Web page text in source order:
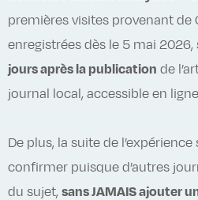
premières visites provenant de
enregistrées dès le 5 mai
jours après la publication de
journal local, accessible en
De plus, la suite de
confirmer puisque d’autres
du sujet, sans JAMAIS ajouter